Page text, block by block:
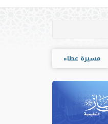
مسيرة عطاء